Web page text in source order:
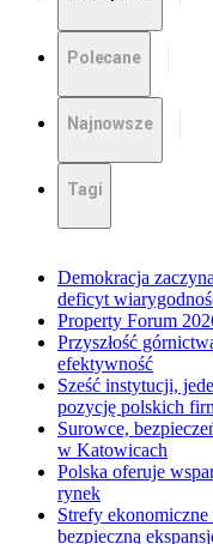
Polecane
Najnowsze
Tagi
Demokracja
deficyt
Property Forum
Przyszłość
efektywność
Sześć instytucji,
pozycję polskich
Surowce,
w Katowicach
Polska oferuje
rynek
Strefy
bezpieczną